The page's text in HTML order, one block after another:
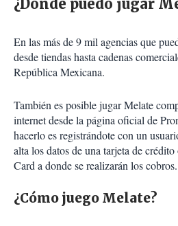
¿Dónde puedo jugar
En las más de 9 mil agencias que
desde tiendas hasta cadenas
República Mexicana.
También es posible jugar Melate
internet desde la página oficial de
hacerlo es registrándote con un
alta los datos de una tarjeta de
Card a donde se realizarán los cobros.
¿Cómo juego Melate?